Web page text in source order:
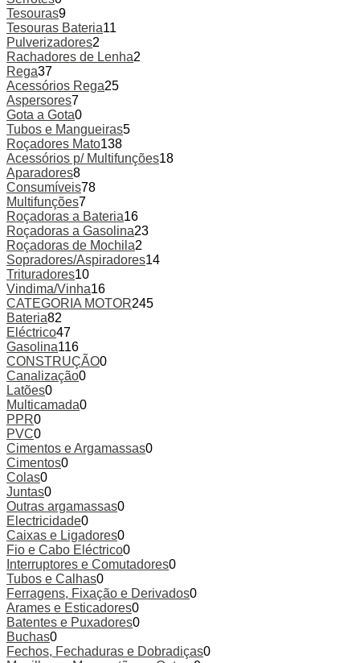
Tesouras9
Tesouras Bateria11
Pulverizadores2
Rachadores de Lenha2
Rega37
Acessórios Rega25
Aspersores7
Gota a Gota0
Tubos e Mangueiras5
Roçadores Mato138
Acessórios p/ Multifunções18
Aparadores8
Consumíveis78
Multifunções7
Roçadoras a Bateria16
Roçadoras a Gasolina23
Roçadoras de Mochila2
Sopradores/Aspiradores14
Trituradores10
Vindima/Vinha16
CATEGORIA MOTOR245
Bateria82
Eléctrico47
Gasolina116
CONSTRUÇÃO0
Canalização0
Latões0
Multicamada0
PPR0
PVC0
Cimentos e Argamassas0
Cimentos0
Colas0
Juntas0
Outras argamassas0
Electricidade0
Caixas e Ligadores0
Fio e Cabo Eléctrico0
Interruptores e Comutadores0
Tubos e Calhas0
Ferragens, Fixação e Derivados0
Arames e Esticadores0
Batentes e Puxadores0
Buchas0
Fechos, Fechaduras e Dobradiças0